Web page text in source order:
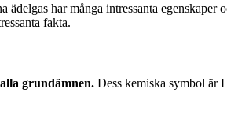
har många intressanta
fakta.
grundämnen. Dess kemiska symbol är